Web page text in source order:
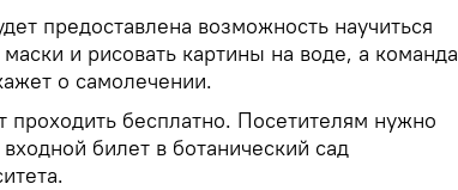
предоставлена возможность научиться
и рисовать картины на воде, а команда
о самолечении.
проходить бесплатно. Посетителям нужно
билет в ботанический сад